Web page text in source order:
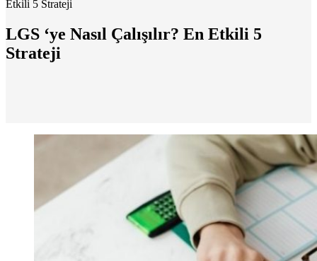
Etkili 5 Strateji
LGS ‘ye Nasıl Çalışılır? En Etkili 5
Strateji